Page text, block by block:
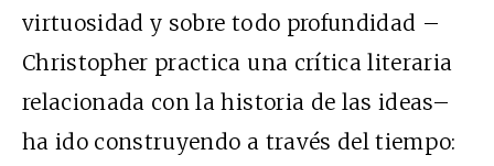
virtuosidad y sobre todo profundidad –
Christopher practica una crítica literaria
relacionada con la historia de las ideas–
ha ido construyendo a través del tiempo: